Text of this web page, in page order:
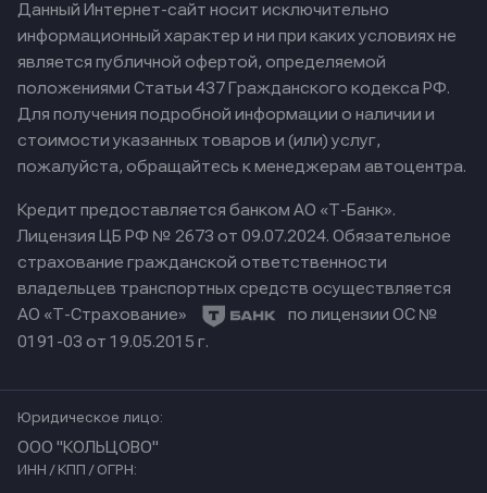
Данный Интернет-сайт носит исключительно
информационный характер и ни при каких условиях не
является публичной офертой, определяемой
положениями Статьи 437 Гражданского кодекса РФ.
Для получения подробной информации о наличии и
стоимости указанных товаров и (или) услуг,
пожалуйста, обращайтесь к менеджерам автоцентра.
Кредит предоставляется банком АО «Т-Банк».
Лицензия ЦБ РФ № 2673 от 09.07.2024. Обязательное
страхование гражданской ответственности
владельцев транспортных средств осуществляется
АО «Т-Страхование»
по лицензии ОС №
0191-03 от 19.05.2015 г.
Юридическое лицо:
ООО "КОЛЬЦОВО"
ИНН / КПП / ОГРН: